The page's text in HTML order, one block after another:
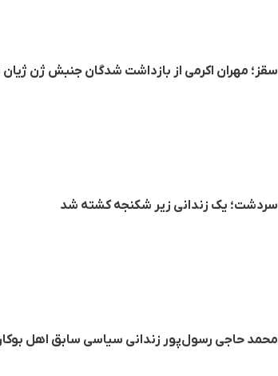
سقز؛ مهران اکرمی از بازداشت شدگان جنبش ژن ژیان
سردشت؛ یک زندانی زیر شکنجه کشته شد
محمد حاجی رسول‌پور زندانی سیاسی سابق اهل